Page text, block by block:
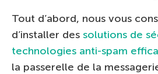
Tout d’abord, nous vous
d’installer des solutions de
technologies anti-spam
la passerelle de la